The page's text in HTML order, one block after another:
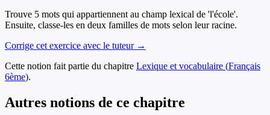
Trouve 5 mots qui appartiennent au champ lexical de 'l'école'.
Ensuite, classe-les en deux familles de mots selon leur racine.
Corrige cet exercice avec le tuteur →
Cette notion fait partie du chapitre Lexique et vocabulaire (Français
6ème).
Autres notions de ce chapitre